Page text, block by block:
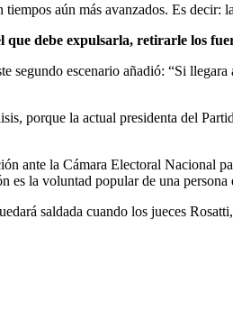
aún más avanzados. Es
que debe expulsarla, retirarle los
segundo escenario añadió: “Si llegara
porque la actual presidenta del
ante la Cámara Electoral Nacional
es la voluntad popular de una
saldada cuando los jueces